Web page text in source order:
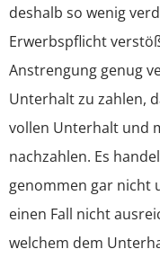
deshalb so wenig
Erwerbspflicht
Anstrengung genug
Unterhalt zu zahlen,
vollen Unterhalt und
nachzahlen. Es
genommen gar nicht
einen Fall nicht
welchem dem